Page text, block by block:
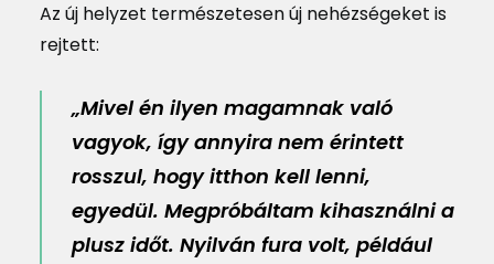
Az új helyzet természetesen új nehézségeket is
rejtett:
„Mivel én ilyen magamnak való
vagyok, így annyira nem érintett
rosszul, hogy itthon kell lenni,
egyedül. Megpróbáltam kihasználni a
plusz időt. Nyilván fura volt, például